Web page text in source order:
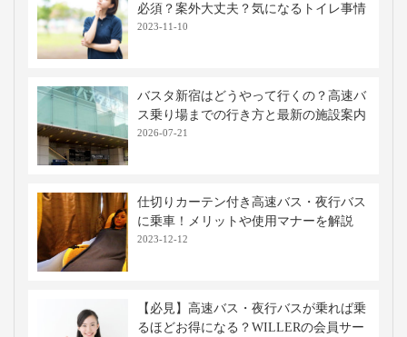
必須？案外大丈夫？気になるトイレ事情
2023-11-10
バスタ新宿はどうやって行くの？高速バ
ス乗り場までの行き方と最新の施設案内
2026-07-21
仕切りカーテン付き高速バス・夜行バス
に乗車！メリットや使用マナーを解説
2023-12-12
【必見】高速バス・夜行バスが乗れば乗
るほどお得になる？WILLERの会員サー